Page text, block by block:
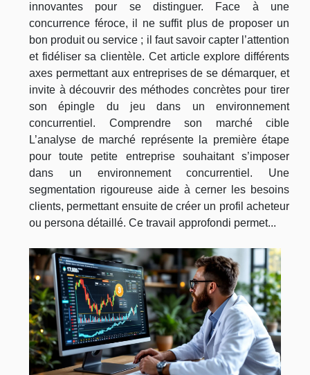
innovantes pour se distinguer. Face à une
concurrence féroce, il ne suffit plus de proposer un
bon produit ou service ; il faut savoir capter l’attention
et fidéliser sa clientèle. Cet article explore différents
axes permettant aux entreprises de se démarquer, et
invite à découvrir des méthodes concrètes pour tirer
son épingle du jeu dans un environnement
concurrentiel. Comprendre son marché cible
L’analyse de marché représente la première étape
pour toute petite entreprise souhaitant s’imposer
dans un environnement concurrentiel. Une
segmentation rigoureuse aide à cerner les besoins
clients, permettant ensuite de créer un profil acheteur
ou persona détaillé. Ce travail approfondi permet...